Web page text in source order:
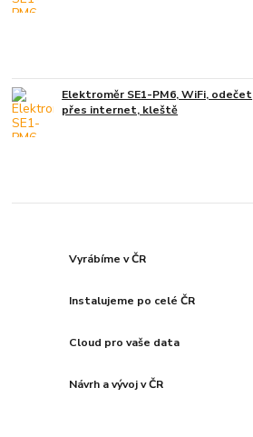
Elektroměr SE1-PM6, WiFi, odečet
přes internet, kleště
Vyrábíme v ČR
Instalujeme po celé ČR
Cloud pro vaše data
Návrh a vývoj v ČR